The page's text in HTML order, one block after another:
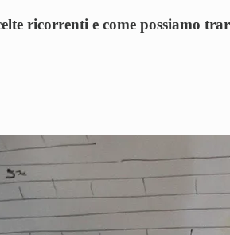
ricorrenti e come possiamo